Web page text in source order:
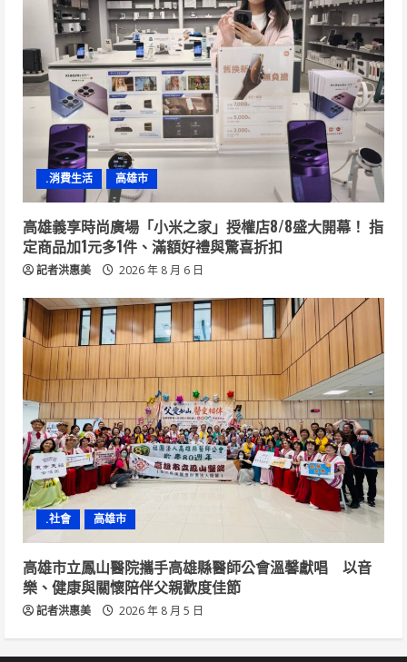
.消費生活 高雄市
高雄義享時尚廣場「小米之家」授權店8/8盛大開幕！ 指
定商品加1元多1件、滿額好禮與驚喜折扣
記者洪惠美 2026 年 8 月 6 日
.社會 高雄市
高雄市立鳳山醫院攜手高雄縣醫師公會溫馨獻唱 以音
樂、健康與關懷陪伴父親歡度佳節
記者洪惠美 2026 年 8 月 5 日